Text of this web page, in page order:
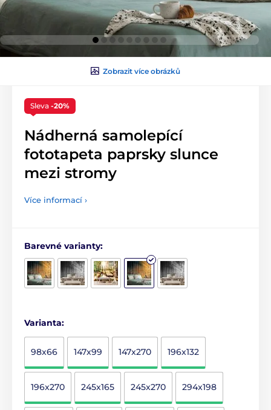
Zobrazit více obrázků
Sleva -20%
Nádherná samolepící
fototapeta paprsky slunce
mezi stromy
Více informací ›
Barevné varianty:
Varianta:
98x66 147x99 147x270 196x132
196x270 245x165 245x270 294x198